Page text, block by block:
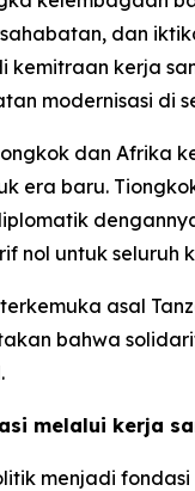
dan
kemitraan kerja
modernisasi di
dan
era baru.
nol untuk
terkemuka asal
bahwa
melalui kerja
menjadi